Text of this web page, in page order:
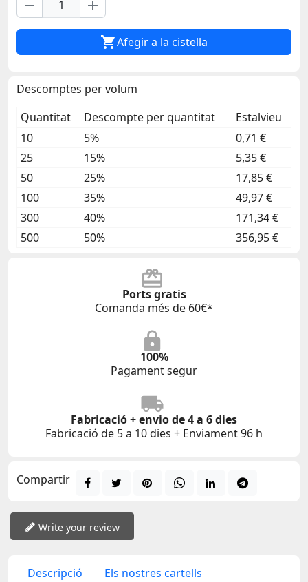
remove add
Afegir a la cistella
Descomptes per volum
Quantitat
Descompte per quantitat
Estalvieu
10
5%
0,71 €
25
15%
5,35 €
50
25%
17,85 €
100
35%
49,97 €
300
40%
171,34 €
500
50% 356,95 €
Ports gratis
Comanda més de 60€*
100%
Pagament segur
Fabricació + envio de 4 a 6 dies
Fabricació de 5 a 10 dies + Enviament 96 h
Compartir
Write your review
Descripció Els nostres cartells